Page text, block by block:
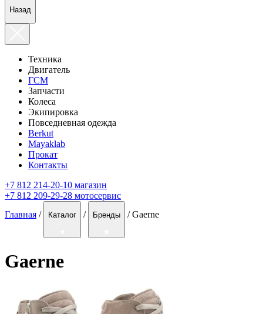
Назад
Техника
Двигатель
ГСМ
Запчасти
Колеса
Экипировка
Повседневная одежда
Berkut
Mayaklab
Прокат
Контакты
+7 812 214-20-10 магазин
+7 812 209-29-28 мотосервис
Главная / Каталог / Бренды / Gaerne
Gaerne